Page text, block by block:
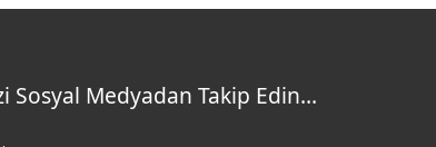
Sosyal Medyadan Takip Edin…